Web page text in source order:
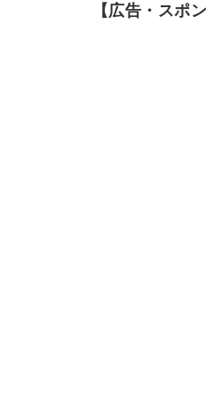
【広告・スポ